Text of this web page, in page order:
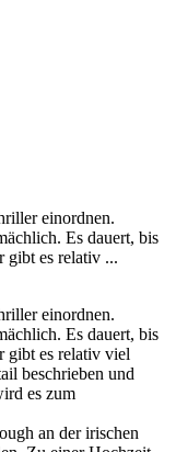
einordnen.
Es dauert, bis
gibt es relativ ...
einordnen.
Es dauert, bis
gibt es relativ viel
beschrieben und
es zum
an der irischen